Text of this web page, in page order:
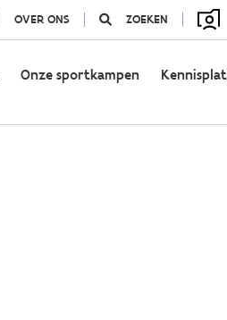
OVER ONS ZOEKEN
Onze sportkampen